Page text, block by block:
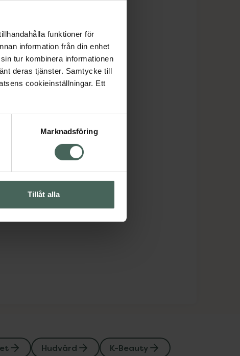
funktioner för
information från din enhet
tur kombinera informationen
deras tjänster. Samtycke till
cookieinställningar. Ett
Marknadsföring
Tillåt alla
Hudvård K-Beauty